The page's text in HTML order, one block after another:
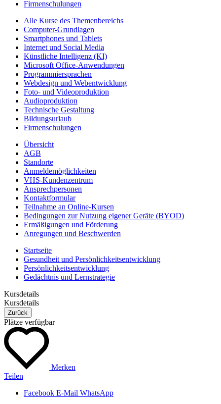
Firmenschulungen
Alle Kurse des Themenbereichs
Computer-Grundlagen
Smartphones und Tablets
Internet und Social Media
Künstliche Intelligenz (KI)
Microsoft Office-Anwendungen
Programmiersprachen
Webdesign und Webentwicklung
Foto- und Videoproduktion
Audioproduktion
Technische Gestaltung
Bildungsurlaub
Firmenschulungen
Übersicht
AGB
Standorte
Anmeldemöglichkeiten
VHS-Kundenzentrum
Ansprechpersonen
Kontaktformular
Teilnahme an Online-Kursen
Bedingungen zur Nutzung eigener Geräte (BYOD)
Ermäßigungen und Förderung
Anregungen und Beschwerden
Startseite
Gesundheit und Persönlichkeitsentwicklung
Persönlichkeitsentwicklung
Gedächtnis und Lernstrategie
Kursdetails
Kursdetails
Zurück
Plätze verfügbar
Merken
Teilen
Facebook E-Mail WhatsApp